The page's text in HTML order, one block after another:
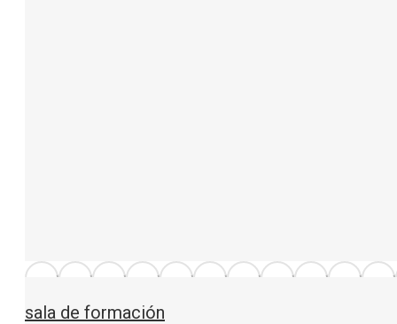
sala de formación